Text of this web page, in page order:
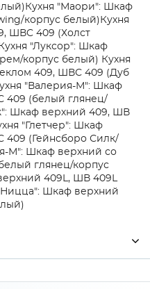
Кухня "Маори": Шкаф
корпус белый) Кухня
ШВC 409 (Холст
Кухня "Луксор": Шкаф
корпус белый) Кухня
409, ШВС 409 (Дуб
"Валерия-М": Шкаф
409 (белый глянец/
Шкаф верхний 409, ШВ
"Глетчер": Шкаф
409 (Гейнсборо Силк/
М": Шкаф верхний со
глянец/корпус
409L, ШВ 409L
Шкаф верхний